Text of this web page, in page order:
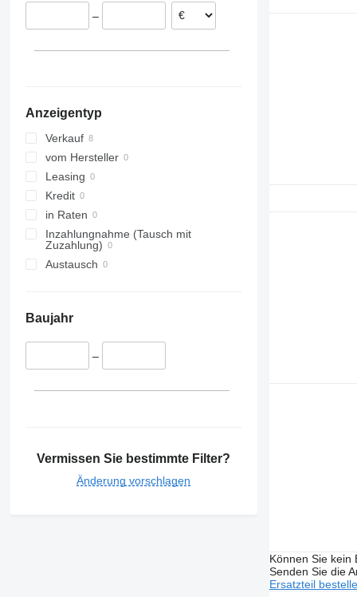
–
Anzeigentyp
Verkauf
vom Hersteller
Leasing
Kredit
in Raten
Inzahlungnahme (Tausch mit
Zuzahlung)
Austausch
Baujahr
–
Vermissen Sie bestimmte Filter?
Änderung vorschlagen
Können Sie kein
Senden Sie die
Ersatzteil